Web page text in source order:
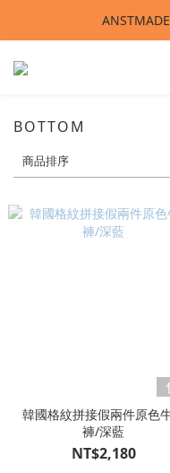
🚩 【
BOTTOM
商品排序
韓國格紋拼接假兩件原色
褲/深藍
NT$2,180